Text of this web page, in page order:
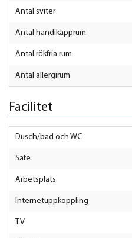
Antal sviter
Antal handikapprum
Antal rökfria rum
Antal allergirum
Facilitet
Dusch/bad och WC
Safe
Arbetsplats
Internetuppkoppling
TV